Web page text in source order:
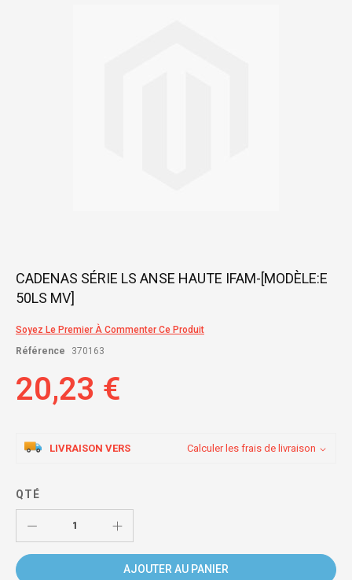
Skip
the
of
images
CADENAS SÉRIE LS ANSE HAUTE IFAM-[MODÈLE:E
50LS MV]
Soyez Le Premier À Commenter Ce Produit
Référence
370163
20,23 €
LIVRAISON VERS Calculer les frais de livraison
QTÉ
AJOUTER AU PANIER